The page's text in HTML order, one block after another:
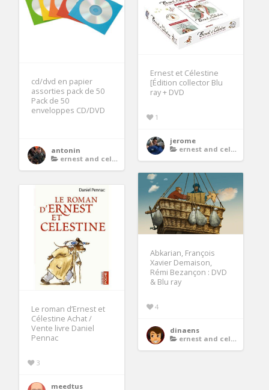
cd/dvd en papier
assorties pack de 50
Pack de 50
enveloppes CD/DVD
antonin
ernest and celestine dvd
Ernest et Célestine
[Édition collector Blu
ray + DVD
1
jerome
ernest and celestine dvd
Abkarian, François
Xavier Demaison,
Rémi Bezançon : DVD
& Blu ray
4
dinaens
ernest and celestine dvd
Le roman d’Ernest et
Célestine Achat /
Vente livre Daniel
Pennac
3
meedtus